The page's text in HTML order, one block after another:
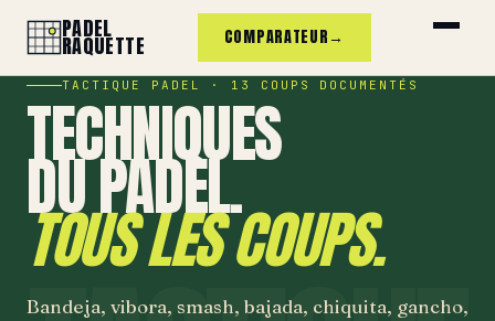
PADEL
RAQUETTE COMPARATEUR→
TACTIQUE PADEL · 13 COUPS DOCUMENTÉS
TECHNIQUES
DU PADEL.
TOUS LES COUPS.
Bandeja, vibora, smash, bajada, chiquita, gancho,